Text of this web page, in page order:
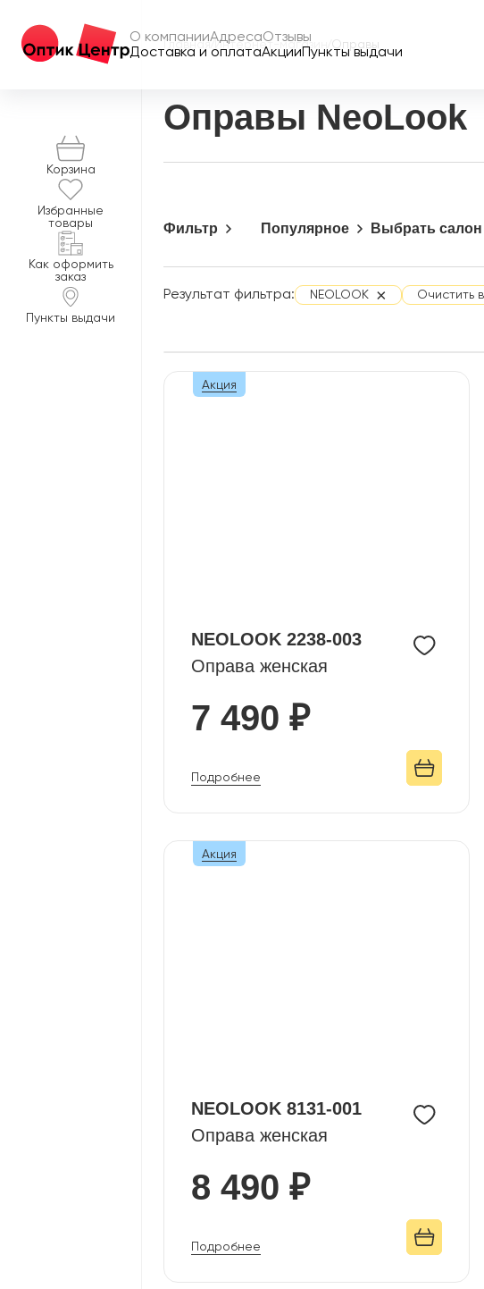
О компанииАдресаОтзывы
Доставка и оплатаАкцииПункты выдачи
Корзина
Избранные
товары
Как оформить
заказ
Пункты выдачи
Главная/ Интернет-магазин Оправы
Оправы NeoLook
Фильтр Популярное Выбрать салон
Результат фильтра: NEOLOOK × Очистить
NEOLOOK 2238-003
Оправа женская
7 490 ₽
Подробнее
Акция
NEOLOOK 8131-001
Оправа женская
8 490 ₽
Подробнее
Акция